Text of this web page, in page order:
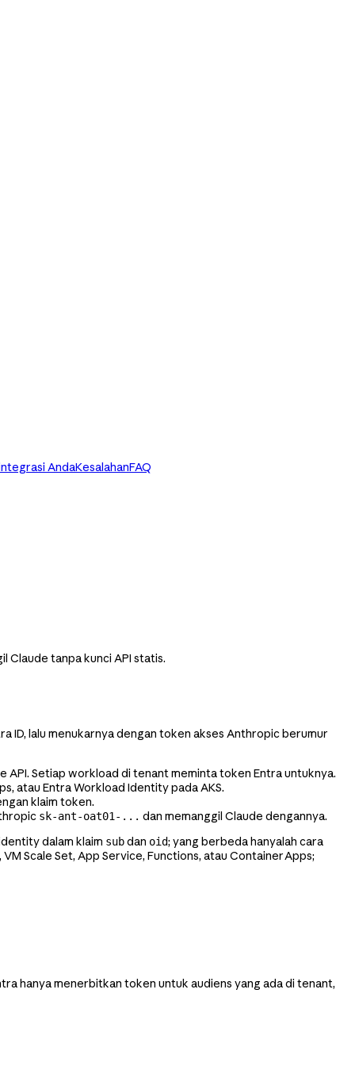
AndaKesalahanFAQ
Claude tanpa kunci API statis.
ID, lalu menukarnya dengan token akses Anthropic berumur
Setiap workload di tenant meminta token Entra untuknya.
atau Entra Workload Identity pada AKS.
klaim token.
sk-ant-oat01-... dan memanggil Claude dengannya.
dalam klaim subdan oid; yang berbeda hanyalah cara
Scale Set, App Service, Functions, atau Container Apps;
hanya menerbitkan token untuk audiens yang ada di tenant,